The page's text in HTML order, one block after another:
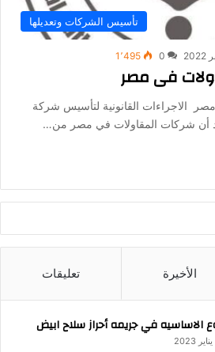
تأسيس الشركات وتعديلها
0 1٬495
فى مصر
الاجراءات القانونية لتأسيس شركة
أن شركات المقاولات في مصر من…
الأخيرة تعليقات
الاساسيه في جريمه أحراز سلاح ابيض